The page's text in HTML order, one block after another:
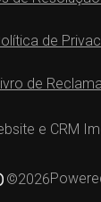
de
de
e CRM
©2026